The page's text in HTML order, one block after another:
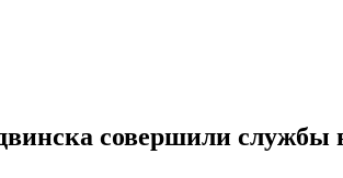
совершили службы